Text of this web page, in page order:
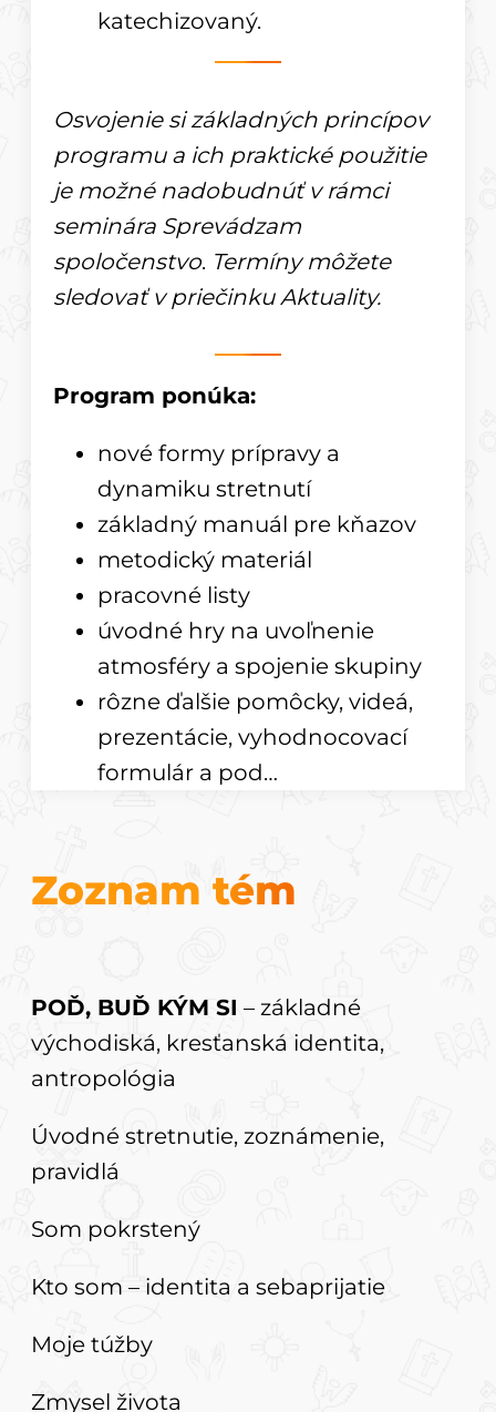
katechizovaný.
Osvojenie si základných princípov
programu a ich praktické použitie
je možné nadobudnúť v rámci
seminára Sprevádzam
spoločenstvo. Termíny môžete
sledovať v priečinku Aktuality.
Program ponúka:
nové formy prípravy a
dynamiku stretnutí
základný manuál pre kňazov
metodický materiál
pracovné listy
úvodné hry na uvoľnenie
atmosféry a spojenie skupiny
rôzne ďalšie pomôcky, videá,
prezentácie, vyhodnocovací
formulár a pod…
Zoznam tém
POĎ, BUĎ KÝM SI – základné
východiská, kresťanská identita,
antropológia
Úvodné stretnutie, zoznámenie,
pravidlá
Som pokrstený
Kto som – identita a sebaprijatie
Moje túžby
Zmysel života